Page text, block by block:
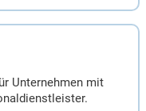
Unternehmen mit